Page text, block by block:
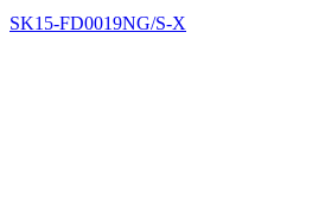
SK15-FD0019NG/S-X